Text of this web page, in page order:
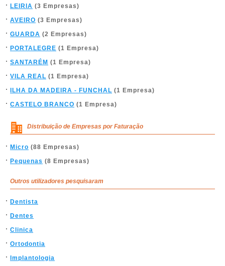
LEIRIA (3 Empresas)
AVEIRO (3 Empresas)
GUARDA (2 Empresas)
PORTALEGRE (1 Empresa)
SANTARÉM (1 Empresa)
VILA REAL (1 Empresa)
ILHA DA MADEIRA - FUNCHAL (1 Empresa)
CASTELO BRANCO (1 Empresa)
Distribuição de Empresas por Faturação
Micro (88 Empresas)
Pequenas (8 Empresas)
Outros utilizadores pesquisaram
Dentista
Dentes
Clinica
Ortodontia
Implantologia